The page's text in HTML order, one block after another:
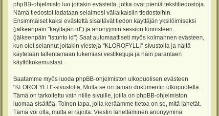
phpBB-ohjelmisto luo joitakin evästeitä, jotka ovat pieniä tekstitiedostoja.
Nämä tiedostot ladataan selaimesi väliaikaisiin tiedostoihin.
Ensimmäiset kaksi evästettä sisältävät tiedon käyttäjän yksilöimiseksi
(jälkeenpäin "käyttäjän id") ja anonyymin session tunnisteen.
(jälkeenpäin "istunto id") Saat automaattiseti myös kolmannen evästeen,
kun olet selannut joitakin viestejä "KLOROFYLLI"-sivustolla ja näitä
käytetään tallentamaan lukemiasi vestiketjuja ja näin parantaen
käyttökokemustasi.
Saatamme myös luoda phpBB-ohjelmiston ulkopuolisen evästeen
"KLOROFYLLI"-sivustolta, Mutta se on tämän dokumentin ulkopuolella.
Tämä on tarkoitettu vain niille sivuille, joilla on phpBB-ohjelmiston
luomaa sisältöä. Toinen tapa, jolla keräämme tietoa on se, mitä lähetät.
Tämä voi olla, mutta ei rajoita: Viestin lähettäminen anonyyminä